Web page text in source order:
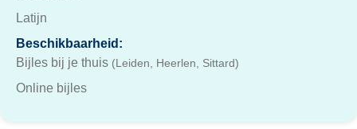
Latijn
Beschikbaarheid:
Bijles bij je thuis (Leiden, Heerlen, Sittard)
Online bijles